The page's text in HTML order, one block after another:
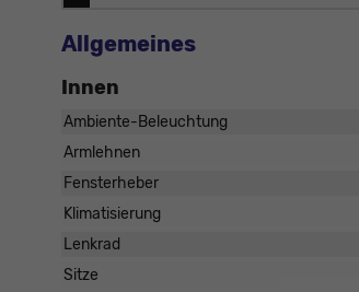
Allgemeines
Innen
Ambiente-Beleuchtung
Armlehnen
Fensterheber
Klimatisierung
Lenkrad
Sitze